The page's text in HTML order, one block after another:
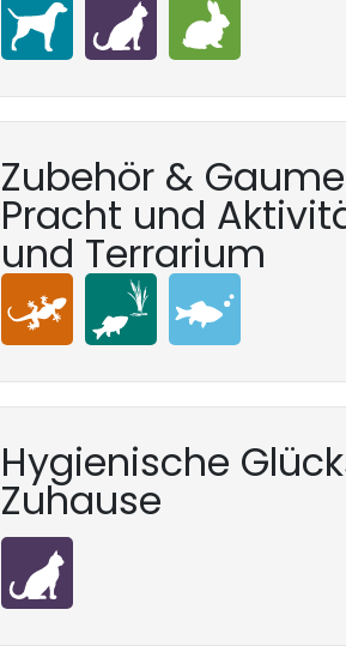
Zubehör &
Pracht und
und Terrarium
Hygienische
Zuhause